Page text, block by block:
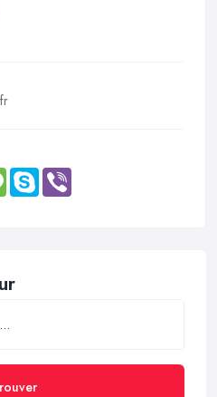
MessageSkype